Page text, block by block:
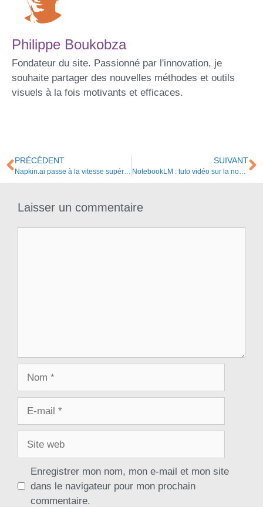
Philippe Boukobza
Fondateur du site. Passionné par l'innovation, je
souhaite partager des nouvelles méthodes et outils
visuels à la fois motivants et efficaces.
PRÉCÉDENT SUIVANT
NotebookLM : tuto vidéo sur la nouvelle fonctionnalité de cartes mentales
Laisser un commentaire
Enregistrer mon nom, mon e-mail et mon site
dans le navigateur pour mon prochain
commentaire.